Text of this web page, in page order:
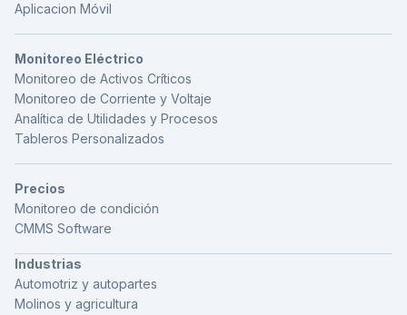
Aplicacion Móvil
Monitoreo Eléctrico
Monitoreo de Activos Críticos
Monitoreo de Corriente y Voltaje
Analítica de Utilidades y Procesos
Tableros Personalizados
Precios
Monitoreo de condición
CMMS Software
Industrias
Automotriz y autopartes
Molinos y agricultura